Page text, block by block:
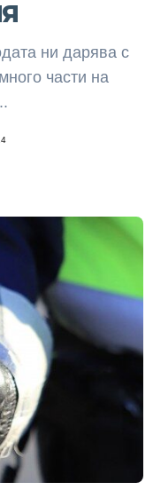
ни дарява с
части на